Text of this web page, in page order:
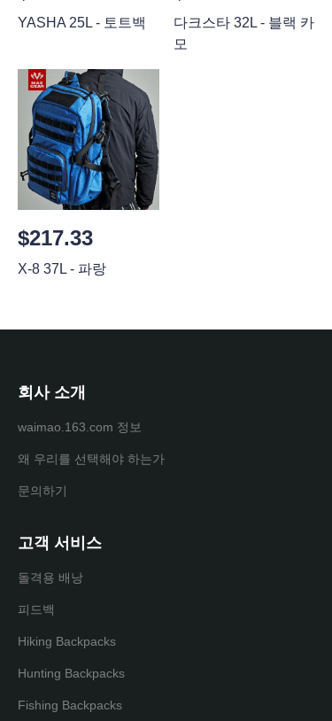
YASHA 25L - 토트백
다크스타 32L - 블랙 카
모
$217.33
X-8 37L - 파랑
회사 소개
waimao.163.com 정보
왜 우리를 선택해야 하는가
문의하기
고객 서비스
돌격용 배낭
피드백
Hiking Backpacks
Hunting Backpacks
Fishing Backpacks